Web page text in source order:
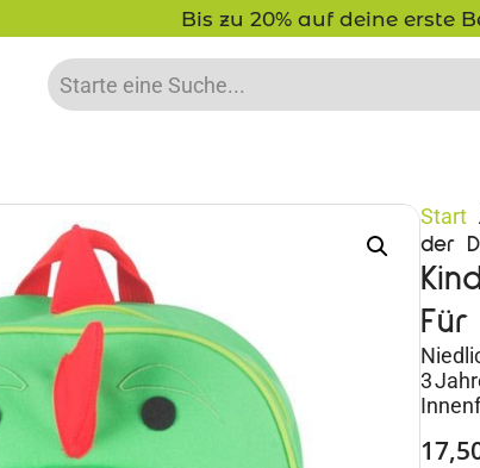
Bestellung sparen! -15%
Start
der
3